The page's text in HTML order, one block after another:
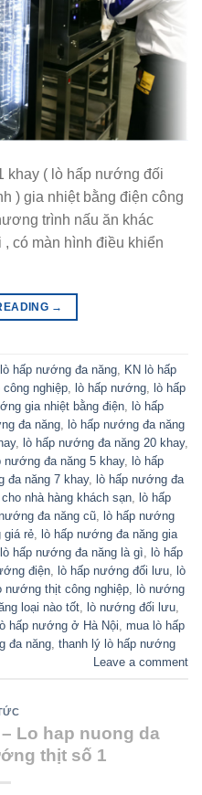
khay ( lò hấp nướng đối
) gia nhiệt bằng điện công
trình nấu ăn khác
, có màn hình điều khiển
→
hấp nướng đa năng KN lò hấp
công nghiệp lò hấp nướng lò hấp
gia nhiệt bằng điện lò hấp
đa năng lò hấp nướng đa năng
, lò hấp nướng đa năng 20 khay,
nướng đa năng 5 khay, lò hấp
đa năng 7 khay, lò hấp nướng đa
nhà hàng khách sạn lò hấp
đa năng cũ lò hấp nướng
giá rẻ lò hấp nướng đa năng gia
lò hấp nướng đa năng là gì lò hấp
điện lò hấp nướng đối lưu lò
nướng thịt công nghiệp lò nướng
loại nào tốt lò nướng đối lưu
hấp nướng ở Hà Nội mua lò hấp
đa năng thanh lý lò hấp nướng
Leave a comment
Lo hap nuong da
thịt số 1